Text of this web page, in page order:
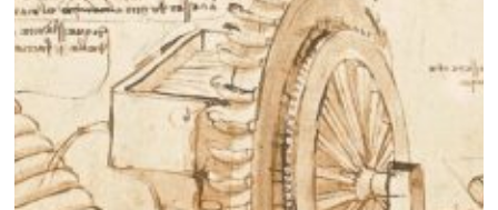
VINCI
MÂITRE
L’EAU